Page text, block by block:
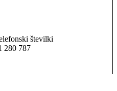
številki
280 787